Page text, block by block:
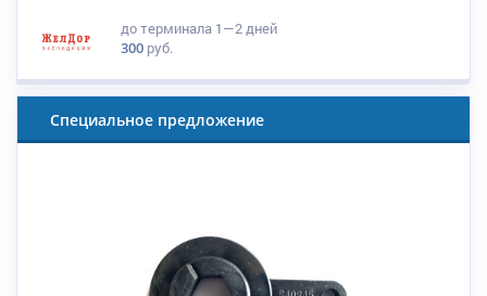
до терминала 1—2 дней
300 руб.
Специальное предложение